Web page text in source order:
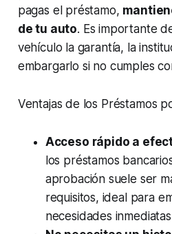
pagas el préstamo,
de tu auto. Es importante
vehículo la garantía, la
embargarlo si no cumples
Ventajas de los Préstamos
Acceso rápido a
los préstamos
aprobación suele ser
requisitos, ideal para
necesidades